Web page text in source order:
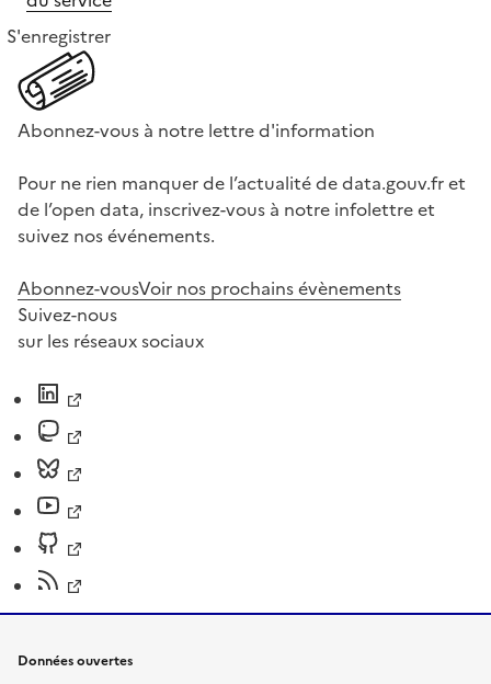
S'enregistrer
Abonnez-vous à notre lettre d'information
Pour ne rien manquer de l’actualité de data.gouv.fr et
de l’open data, inscrivez-vous à notre infolettre et
suivez nos événements.
Abonnez-vousVoir nos prochains évènements
Suivez-nous
sur les réseaux sociaux
Données ouvertes